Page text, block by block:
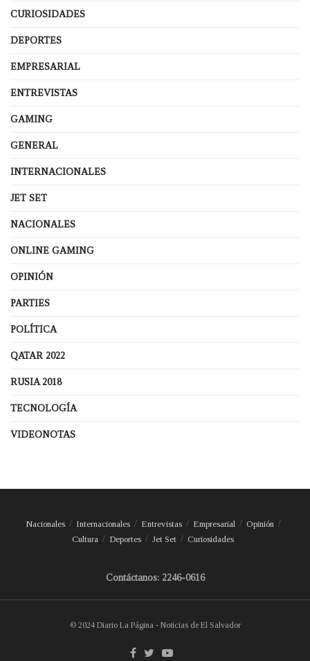
CURIOSIDADES
DEPORTES
EMPRESARIAL
ENTREVISTAS
GAMING
GENERAL
INTERNACIONALES
JET SET
NACIONALES
ONLINE GAMING
OPINIÓN
PARTIES
POLÍTICA
QATAR 2022
RUSIA 2018
TECNOLOGÍA
VIDEONOTAS
Nacionales Internacionales Entrevistas Empresarial
Opinión
Cultura
Deportes Jet Set Curiosidades
Contáctanos: 2246-0616
© 2024 Diario La Página - Noticias de El Salvador